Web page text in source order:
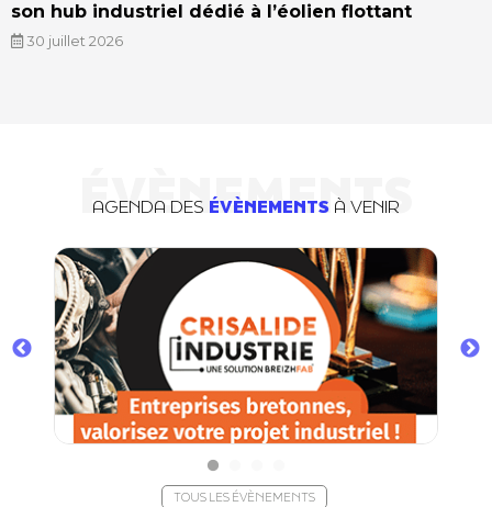
son hub industriel dédié à l’éolien flottant
30 juillet 2026
ÉVÈNEMENTS
AGENDA DES ÉVÈNEMENTS À VENIR
TOUS LES ÉVÈNEMENTS